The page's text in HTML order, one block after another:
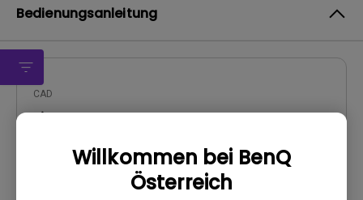
Willkommen bei BenQ
Österreich
Bedienungsanleitung
CAD
zip
Update:2019/04/03
1.53 MB